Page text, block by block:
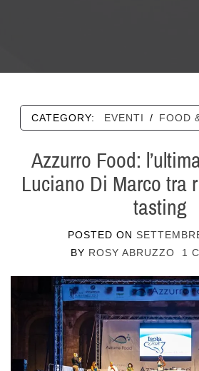
CATEGORY: EVENTI / FOOD
Azzurro Food:
Luciano Di Marco tra
tasting
POSTED ON
BY ROSY ABRUZZO 1